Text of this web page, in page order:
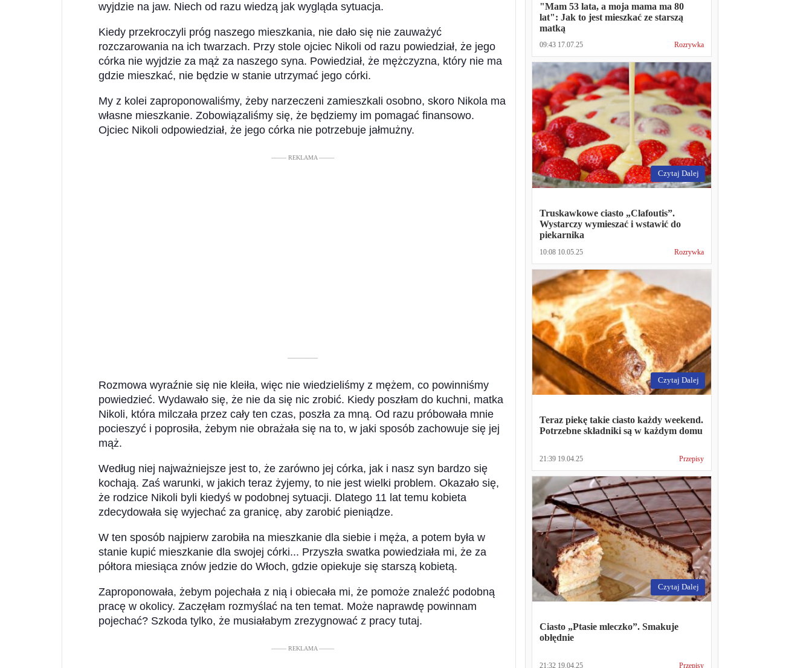
wyjdzie na jaw. Niech od razu wiedzą jak wygląda sytuacja.
Kiedy przekroczyli próg naszego mieszkania, nie dało się nie zauważyć
rozczarowania na ich twarzach. Przy stole ojciec Nikoli od razu powiedział, że jego
córka nie wyjdzie za mąż za naszego syna. Powiedział, że mężczyzna, który nie ma
gdzie mieszkać, nie będzie w stanie utrzymać jego córki.
My z kolei zaproponowaliśmy, żeby narzeczeni zamieszkali osobno, skoro Nikola ma
własne mieszkanie. Zobowiązaliśmy się, że będziemy im pomagać finansowo.
Ojciec Nikoli odpowiedział, że jego córka nie potrzebuje jałmużny.
––––– REKLAMA –––––
––––––––––
Rozmowa wyraźnie się nie kleiła, więc nie wiedzieliśmy z mężem, co powinniśmy
powiedzieć. Wydawało się, że nie da się nic zrobić. Kiedy poszłam do kuchni, matka
Nikoli, która milczała przez cały ten czas, poszła za mną. Od razu próbowała mnie
pocieszyć i poprosiła, żebym nie obrażała się na to, w jaki sposób zachowuje się jej
mąż.
Według niej najważniejsze jest to, że zarówno jej córka, jak i nasz syn bardzo się
kochają. Zaś warunki, w jakich teraz żyjemy, to nie jest wielki problem. Okazało się,
że rodzice Nikoli byli kiedyś w podobnej sytuacji. Dlatego 11 lat temu kobieta
zdecydowała się wyjechać za granicę, aby zarobić pieniądze.
W ten sposób najpierw zarobiła na mieszkanie dla siebie i męża, a potem była w
stanie kupić mieszkanie dla swojej córki... Przyszła swatka powiedziała mi, że za
półtora miesiąca znów jedzie do Włoch, gdzie opiekuje się starszą kobietą.
Zaproponowała, żebym pojechała z nią i obiecała mi, że pomoże znaleźć podobną
pracę w okolicy. Zaczęłam rozmyślać na ten temat. Może naprawdę powinnam
pojechać? Szkoda tylko, że musiałabym zrezygnować z pracy tutaj.
––––– REKLAMA –––––
"Mam 53 lata, a moja mama ma 80
lat": Jak to jest mieszkać ze starszą
matką
09:43 17.07.25 Rozrywka
Czytaj Dalej
Truskawkowe ciasto „Clafoutis”.
Wystarczy wymieszać i wstawić do
piekarnika
10:08 10.05.25 Rozrywka
Czytaj Dalej
Teraz piekę takie ciasto każdy weekend.
Potrzebne składniki są w każdym domu
21:39 19.04.25 Przepisy
Czytaj Dalej
Ciasto „Ptasie mleczko”. Smakuje
obłędnie
21:32 19.04.25 Przepisy